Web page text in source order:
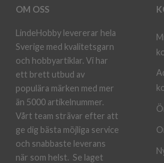
OM OSS
LindeHobby levererar hela
Sverige med kvalitetsgarn
och hobbyartiklar. Vi har
ett brett utbud av
populära märken med mer
än 5000 artikelnummer.
Vårt team strävar efter att
ge dig bästa möjliga service
och snabbaste leverans
när som helst. Se laget